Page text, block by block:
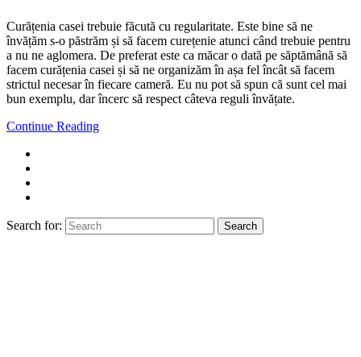
Curățenia casei trebuie făcută cu regularitate. Este bine să ne
învățăm s-o păstrăm și să facem curețenie atunci când trebuie pentru
a nu ne aglomera. De preferat este ca măcar o dată pe săptămână să
facem curățenia casei și să ne organizăm în așa fel încât să facem
strictul necesar în fiecare cameră. Eu nu pot să spun că sunt cel mai
bun exemplu, dar încerc să respect câteva reguli învățate.
Continue Reading
Search for: Search